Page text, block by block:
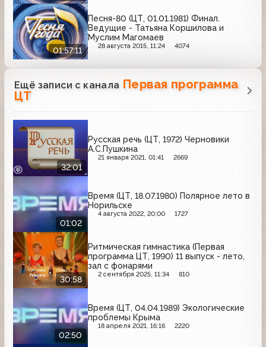
01:57:11
Песня-80 (ЦТ, 01.01.1981) Финал.
Ведущие - Татьяна Коршилова и
Муслим Магомаев
28 августа 2015, 11:24 4074
Ещё записи с канала Первая программа
ЦТ
32:01
Русская речь (ЦТ, 1972) Черновики
А.С.Пушкина
21 января 2021, 01:41 2669
01:02
Время (ЦТ, 18.07.1980) Полярное лето в
Норильске
4 августа 2022, 20:00 1727
30:58
Ритмическая гимнастика (Первая
программа ЦТ, 1990) 11 выпуск - лето,
зал с фонарями
2 сентября 2025, 11:34 810
02:50
Время (ЦТ, 04.04.1989) Экологические
проблемы Крыма
18 апреля 2021, 16:16 2220